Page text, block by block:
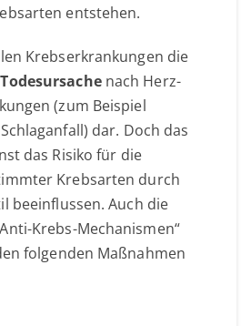
entstehen.
Krebserkrankungen die
nach Herz-
(zum Beispiel
dar. Doch das
das Risiko für die
Krebsarten durch
beeinflussen. Auch die
Krebs-Mechanismen“
folgenden Maßnahmen